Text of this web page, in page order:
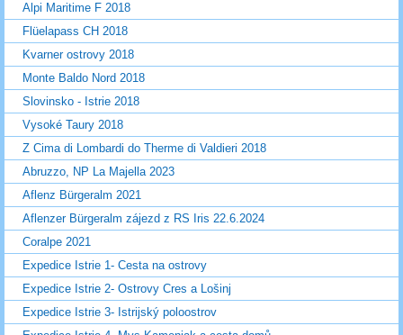
Alpi Maritime F 2018
Flüelapass CH 2018
Kvarner ostrovy 2018
Monte Baldo Nord 2018
Slovinsko - Istrie 2018
Vysoké Taury 2018
Z Cima di Lombardi do Therme di Valdieri 2018
Abruzzo, NP La Majella 2023
Aflenz Bürgeralm 2021
Aflenzer Bürgeralm zájezd z RS Iris 22.6.2024
Coralpe 2021
Expedice Istrie 1- Cesta na ostrovy
Expedice Istrie 2- Ostrovy Cres a Lošinj
Expedice Istrie 3- Istrijský poloostrov